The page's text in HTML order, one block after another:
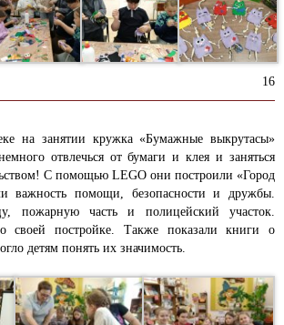
16
на занятии кружка «Бумажные выкрутасы»
отвлечься от бумаги и клея и заняться
С помощью LEGO они построили «Город
важность помощи, безопасности и дружбы.
пожарную часть и полицейский участок.
своей постройке. Также показали книги о
детям понять их значимость.